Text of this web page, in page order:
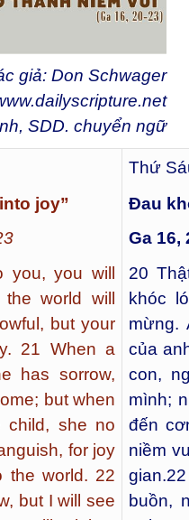
giả: Don Schwager
SDD. chuyển ngữ
joy”
you, you will
world will
but your
21 When a
has sorrow,
but when
child, she no
for joy
the world. 22
but I will see
Thứ
Đau
Ga 16,
20
khóc
mừng.
của
con,
mình;
đến
niềm
gian.22
buồn,